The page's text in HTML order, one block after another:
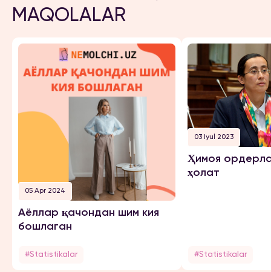
MAQOLALAR
05 Apr 2024
Аёллар қачондан шим кия
бошлаган
#Statistikalar
03 Iyul 2023
Ҳимоя
ҳолат
#Statistikalar